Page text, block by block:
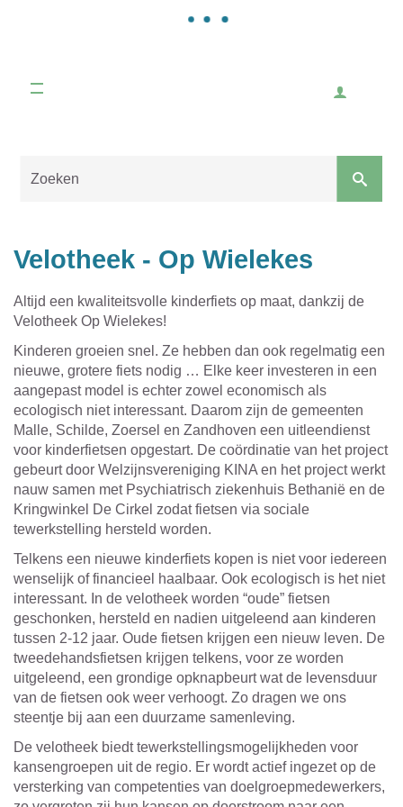
woonzorgcentrum, mensen met een beperking, ...
Velotheek - Op Wielekes
Altijd een kwaliteitsvolle kinderfiets op maat, dankzij de
Velotheek Op Wielekes!
Kinderen groeien snel. Ze hebben dan ook regelmatig een
nieuwe, grotere fiets nodig … Elke keer investeren in een
aangepast model is echter zowel economisch als
ecologisch niet interessant. Daarom zijn de gemeenten
Malle, Schilde, Zoersel en Zandhoven een uitleendienst
voor kinderfietsen opgestart. De coördinatie van het project
gebeurt door Welzijnsvereniging KINA en het project werkt
nauw samen met Psychiatrisch ziekenhuis Bethanië en de
Kringwinkel De Cirkel zodat fietsen via sociale
tewerkstelling hersteld worden.
Telkens een nieuwe kinderfiets kopen is niet voor iedereen
wenselijk of financieel haalbaar. Ook ecologisch is het niet
interessant. In de velotheek worden “oude” fietsen
geschonken, hersteld en nadien uitgeleend aan kinderen
tussen 2-12 jaar. Oude fietsen krijgen een nieuw leven. De
tweedehandsfietsen krijgen telkens, voor ze worden
uitgeleend, een grondige opknapbeurt wat de levensduur
van de fietsen ook weer verhoogt. Zo dragen we ons
steentje bij aan een duurzame samenleving.
De velotheek biedt tewerkstellingsmogelijkheden voor
kansengroepen uit de regio. Er wordt actief ingezet op de
versterking van competenties van doelgroepmedewerkers,